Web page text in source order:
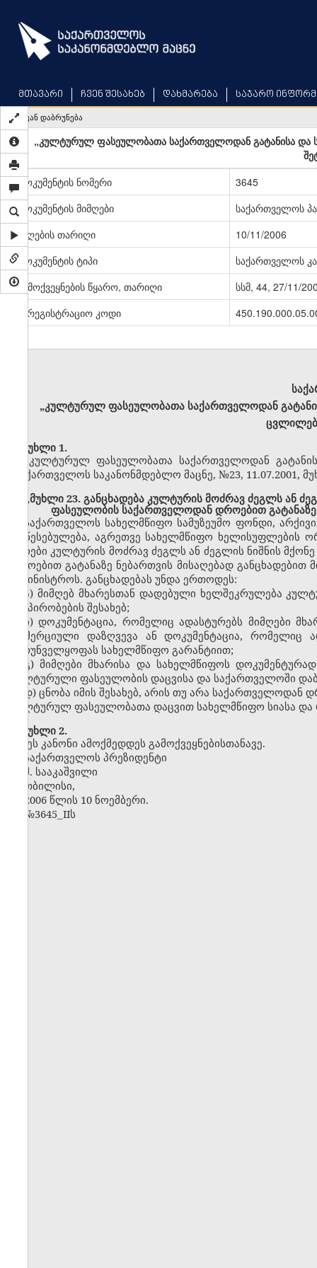
main
content
მთავარი ჩვენ შესახებ დახმარება საჯარო
უკან დაბრუნება
„კულტურულ ფასეულობათა საქართველოდან გატანისა და
დოკუმენტის ნომერი
3645
დოკუმენტის მიმღები
საქართველოს
მიღების თარიღი
10/11/2006
დოკუმენტის ტიპი
საქართველოს
გამოქვეყნების წყარო, თარიღი
სსმ, 44, 27/11/
სარეგისტრაციო კოდი
„კულტურულ ფასეულობათა საქართველოდან
მუხლი 1.
„კულტურულ ფასეულობათა საქართველოდან
(საქართველოს საკანონმდებლო მაცნე, №23, 11.07.2001,
„მუხლი 23. განცხადება კულტურის მოძრავ ძეგლს ან
ფასეულობის საქართველოდან დროებით გატანაზე
საქართველოს სახელმწიფო სამუზეუმო ფონდი,
დაწესებულება, აგრეთვე სახელმწიფო
პირები კულტურის მოძრავ ძეგლს ან ძეგლის ნიშნის
დროებით გატანაზე ნებართვის მისაღებად
სამინისტროს. განცხადებას უნდა ერთოდეს:
ა) მიმღებ მხარესთან დადებული ხელშეკრულება
და პირობების შესახებ;
ბ) დოკუმენტაცია, რომელიც ადასტურებს მიმღები
კომერციული დაზღვევა ან დოკუმენტაცია, რომელიც
უზრუნველყოფას სახელმწიფო გარანტიით;
გ) მიმღები მხარისა და სახელმწიფოს
კულტურული ფასეულობის დაცვისა და საქართველოში
დ) ცნობა იმის შესახებ, არის თუ არა
კულტურულ ფასეულობათა დაცვით სახელმწიფო სიასა და
მუხლი 2.
ეს კანონი ამოქმედდეს გამოქვეყნებისთანავე.
საქართველოს პრეზიდენტი
მ. სააკაშვილი
თბილისი,
2006 წლის 10 ნოემბერი.
№3645 IIს